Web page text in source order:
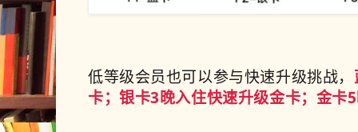
低等级会员也可以参与快速升级挑战，
卡；银卡3晚入住快速升级金卡；金卡